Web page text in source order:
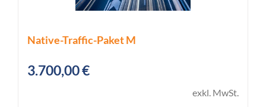
Native-Traffic-Paket M
3.700,00€
exkl. MwSt.